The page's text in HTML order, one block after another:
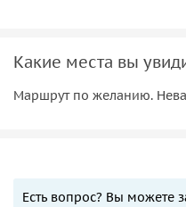
Какие места вы
Маршрут по желанию.
Есть вопрос? Вы можете